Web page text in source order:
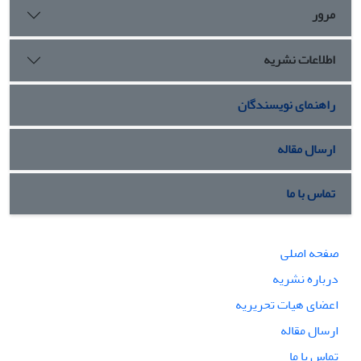
مرور
اطلاعات نشریه
راهنمای نویسندگان
ارسال مقاله
تماس با ما
صفحه اصلی
درباره نشریه
اعضای هیات تحریریه
ارسال مقاله
تماس با ما